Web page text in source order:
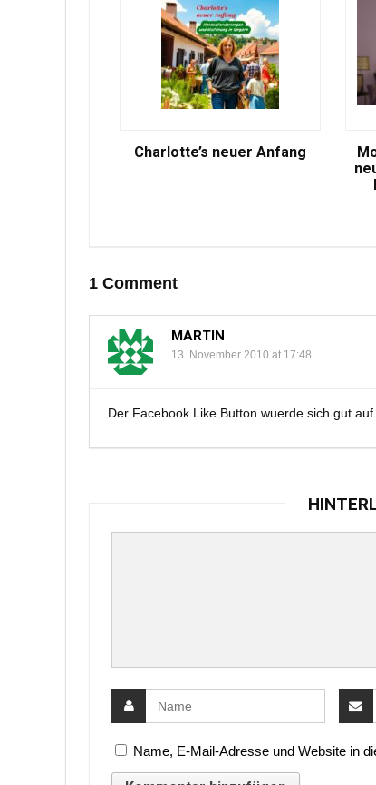
Charlotte’s neuer Anfang
1 Comment
MARTIN
13. November 2010 at 17:48
Der Facebook Like Button wuerde sich gut
Name, E-Mail-Adresse und Website in